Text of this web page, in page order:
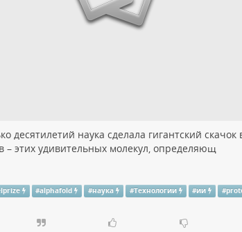
десятилетий наука сделала гигантский
– этих удивительных молекул, определяющ
#alphafold #наука #Технологии #ии #